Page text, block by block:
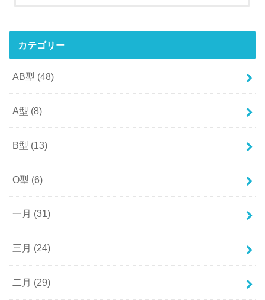
カテゴリー
AB型 (48)
A型 (8)
B型 (13)
O型 (6)
一月 (31)
三月 (24)
二月 (29)